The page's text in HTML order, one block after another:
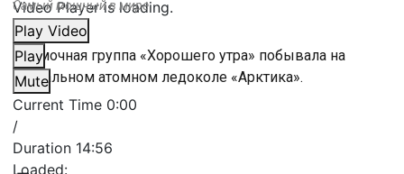
Video Player is loading.
Play Video
Play
Mute
Current Time 0:00
/
Duration 14:56
Loaded:
Самый мощный в мире
Съёмочная группа «Хорошего утра» побывала на
уникальном атомном ледоколе «Арктика».